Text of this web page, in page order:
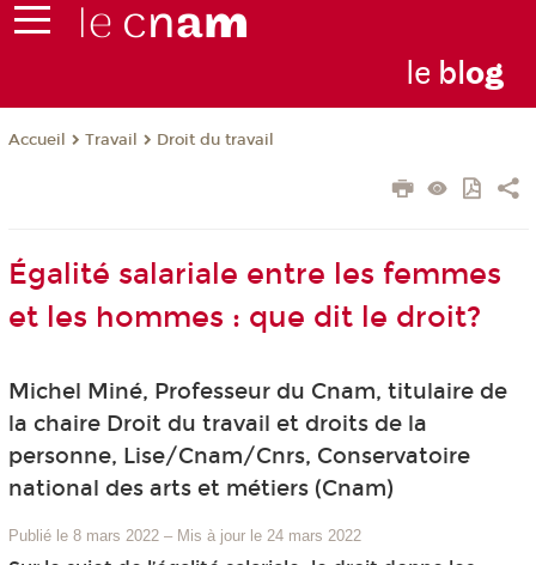
le blog
Accueil Travail Droit du travail
Égalité salariale entre les femmes
et les hommes : que dit le droit?
Michel Miné, Professeur du Cnam, titulaire de
la chaire Droit du travail et droits de la
personne, Lise/Cnam/Cnrs, Conservatoire
national des arts et métiers (Cnam)
Publié le 8 mars 2022 – Mis à jour le 24 mars 2022